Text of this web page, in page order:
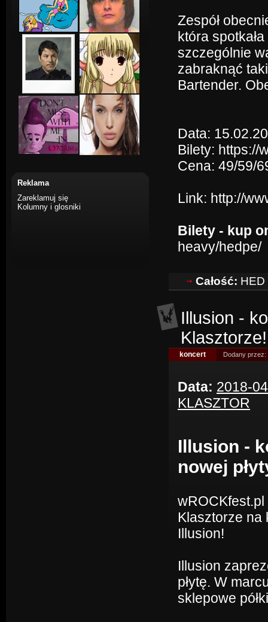
Reklama
Zareklamuj się
Kolumny i glosniki
Zespół
która
szczególnie
zabraknąć
Bartender.
Data:
Bilety: https://
Cena: 49/59/
Link: http://
Bilety - kup
heavy/hedpe/
Całość: HED
Illusion -
Klasztorze!
koncert Dodany przez:
Data: 2018-
KLASZTOR
Illusion -
nowej
Klasztorze na
Illusion!
Illusion
płytę. W
sklepowe